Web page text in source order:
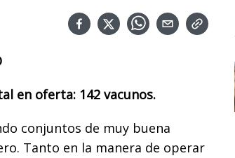
en oferta: 142 vacunos.
conjuntos de muy buena
Tanto en la manera de operar